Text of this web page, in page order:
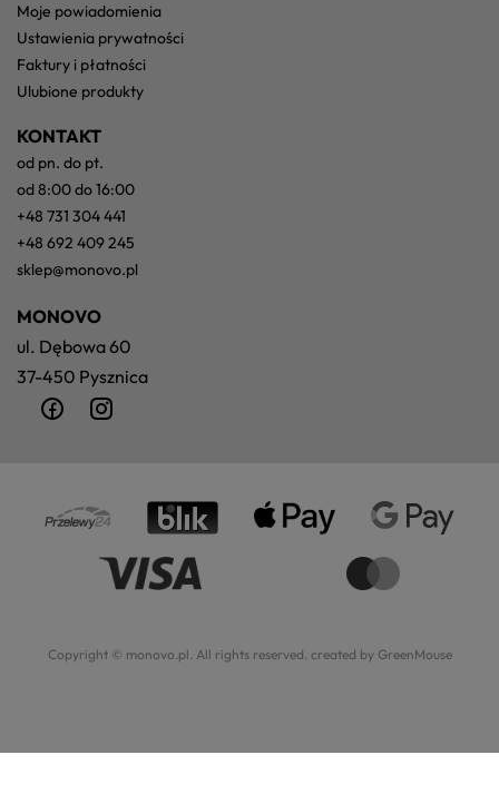
moje powiadomienia
ustawienia prywatności
faktury i płatności
ulubione produkty
MONOVO
ul. Dębowa 60
37-450 Pysznica
KONTAKT
od pn. do pt.
od 8:00 do 16:00
+48 731 304 441
+48 692 409 245
sklep@monovo.pl
Copyright © monovo.pl. All rights reserved. created by GreenMouse